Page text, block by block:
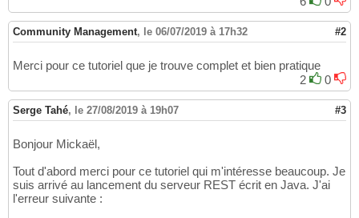
Community Management, le 06/07/2019 à 17h32 #2
Merci pour ce tutoriel que je trouve complet et bien pratique
2
0
Serge Tahé, le 27/08/2019 à 19h07 #3
Bonjour Mickaël,
Tout d'abord merci pour ce tutoriel qui m'intéresse beaucoup. Je
suis arrivé au lancement du serveur REST écrit en Java. J'ai
l'erreur suivante :